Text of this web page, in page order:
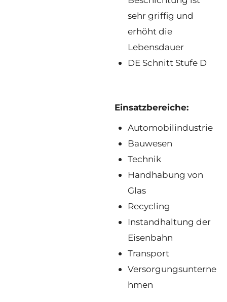
sehr griffig und
erhöht die
Lebensdauer
DE Schnitt Stufe D
Einsatzbereiche:
Automobilindustrie
Bauwesen
Technik
Handhabung von
Glas
Recycling
Instandhaltung der
Eisenbahn
Transport
Versorgungsunterne
hmen